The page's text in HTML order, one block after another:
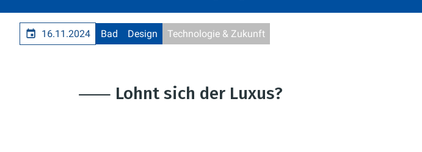
16.11.2024 Bad Design Technologie & Zukunft
⸺ Lohnt sich der Luxus?